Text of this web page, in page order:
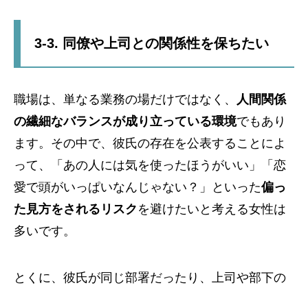
3-3. 同僚や上司との関係性を保ちたい
職場は、単なる業務の場だけではなく、 人間関係
の繊細なバランスが成り立っている環境でもあり
ます。その中で、彼氏の存在を公表することによ
って、「あの人には気を使ったほうがいい」「恋
愛で頭がいっぱいなんじゃない？」といった偏っ
た見方をされるリスク を避けたいと考える女性は
多いです。
とくに、彼氏が同じ部署だったり、上司や部下の